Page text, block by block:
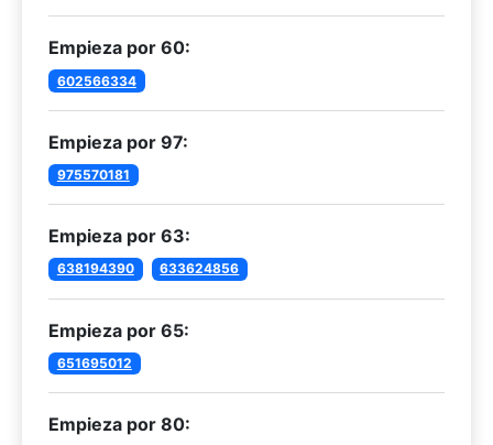
Empieza por 60:
602566334
Empieza por 97:
975570181
Empieza por 63:
638194390 633624856
Empieza por 65:
651695012
Empieza por 80: